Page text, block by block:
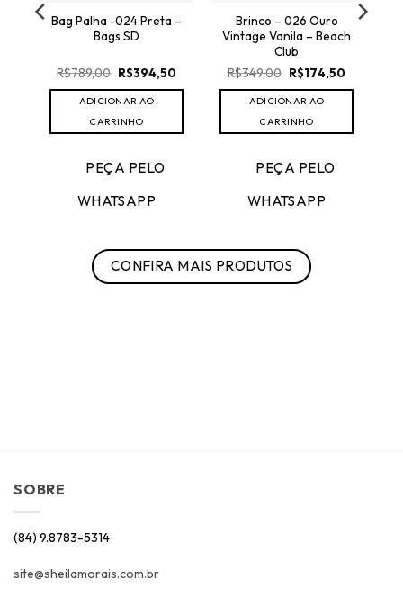
Bag Palha -024 Preta –
Bags SD
R$789,00 O
preço
original
era:
R$789,00.
R$394,50O
atual
ADICIONAR AO
CARRINHO
PEÇA PELO
WHATSAPP
Brinco – 026 Ouro
Vintage Vanila – Beach
Club
R$349,00 O
preço
original
era:
R$349,00.
R$174,50O
atual
ADICIONAR AO
CARRINHO
PEÇA PELO
WHATSAPP
R$116,70.
CONFIRA MAIS PRODUTOS
SOBRE
(84) 9.8783-5314
site@sheilamorais.com.br